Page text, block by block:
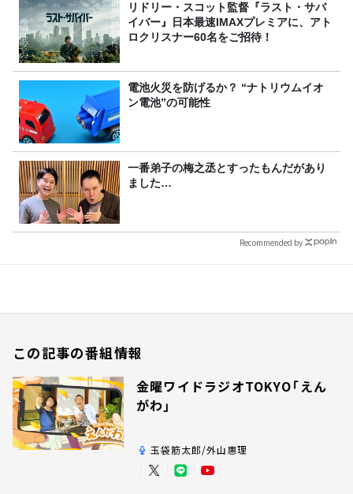
リドリー・スコット監督『ラスト・サバ
イバー』日本最速IMAXプレミアに、アト
ロクリスナー60名をご招待！
電池火災を防げるか？ “ナトリウムイオ
ン電池”の可能性
一番弟子の梅之丞とすったもんだがあり
ました…
Recommended by
この記事の番組情報
金曜ワイドラジオTOKYO「えん
がわ」
玉袋筋太郎/外山惠理